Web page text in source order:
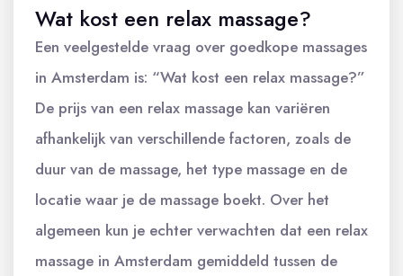
Wat kost een relax massage?
Een veelgestelde vraag over goedkope massages
in Amsterdam is: “Wat kost een relax massage?”
De prijs van een relax massage kan variëren
afhankelijk van verschillende factoren, zoals de
duur van de massage, het type massage en de
locatie waar je de massage boekt. Over het
algemeen kun je echter verwachten dat een relax
massage in Amsterdam gemiddeld tussen de